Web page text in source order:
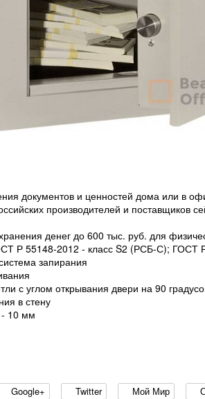
документов и ценностей дома или в
производителей и поставщиков
денег до 600 тыс. руб. для
Р 55148-2012 - класс S2 (РСБ-С);
запирания
с углом открывания двери на 90
в стену
- 10 мм
Google+ Twitter Мой Мир